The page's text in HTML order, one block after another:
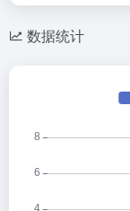
数据统计